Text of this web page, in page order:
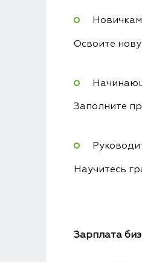
Освоите
Заполните
Научитесь
Зарплата